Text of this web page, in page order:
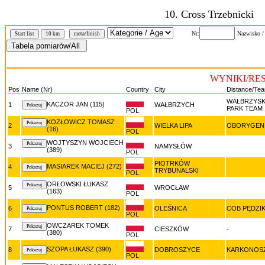
10. Cross Trzebnicki
Start list 10 km meta/finish Nr: Nazwisko /
WYNIKI/
Pos Name (Nr) Country City Distance/
1
KACZOR JAN (115)
POL
WAŁBRZYCH
PARK TEAM
2
KOZŁOWICZ TOMASZ
(16)
POL
WIELKA LIPA
3
WOJTYSZYN WOJCIECH
(389)
POL
NAMYSŁÓW
4
MASIAREK MACIEJ (272)
POL
PIOTRKÓW
TRYBUNALSKI
5
ORŁOWSKI ŁUKASZ
(163)
POL
WROCŁAW
6
PONTUS ROBERT (182)
POL
OLEŚNICA COB
7
OWCZAREK TOMEK
(380)
POL
CIESZKÓW -
8
SZOPA ŁUKASZ (390)
POL
DOBROSZYCE